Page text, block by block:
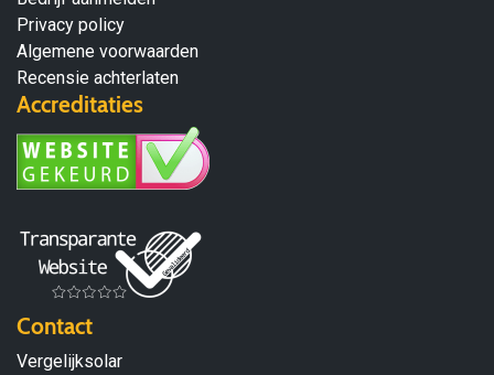
Privacy policy
Algemene voorwaarden
Recensie achterlaten
Accreditaties
Contact
Vergelijksolar